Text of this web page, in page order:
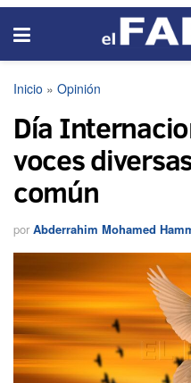
Inicio » Opinión
Día
voces
común
por Abderrahim Mohamed